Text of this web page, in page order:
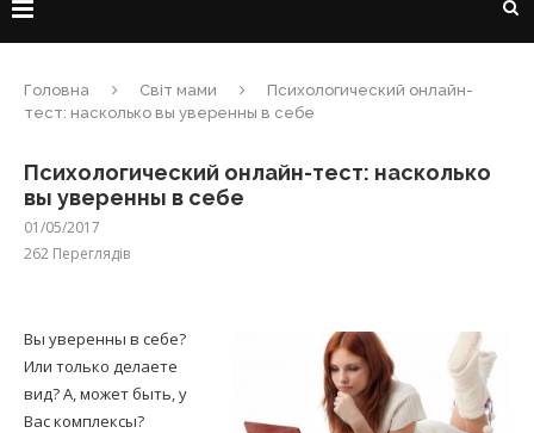
Головна Світ мами
Психологический онлайн-
тест: насколько вы уверенны в себе
Психологический онлайн-тест: насколько
вы уверенны в себе
01/05/2017
262 Переглядів
Вы уверенны в себе?
Или только делаете
вид? А, может быть, у
Вас комплексы?